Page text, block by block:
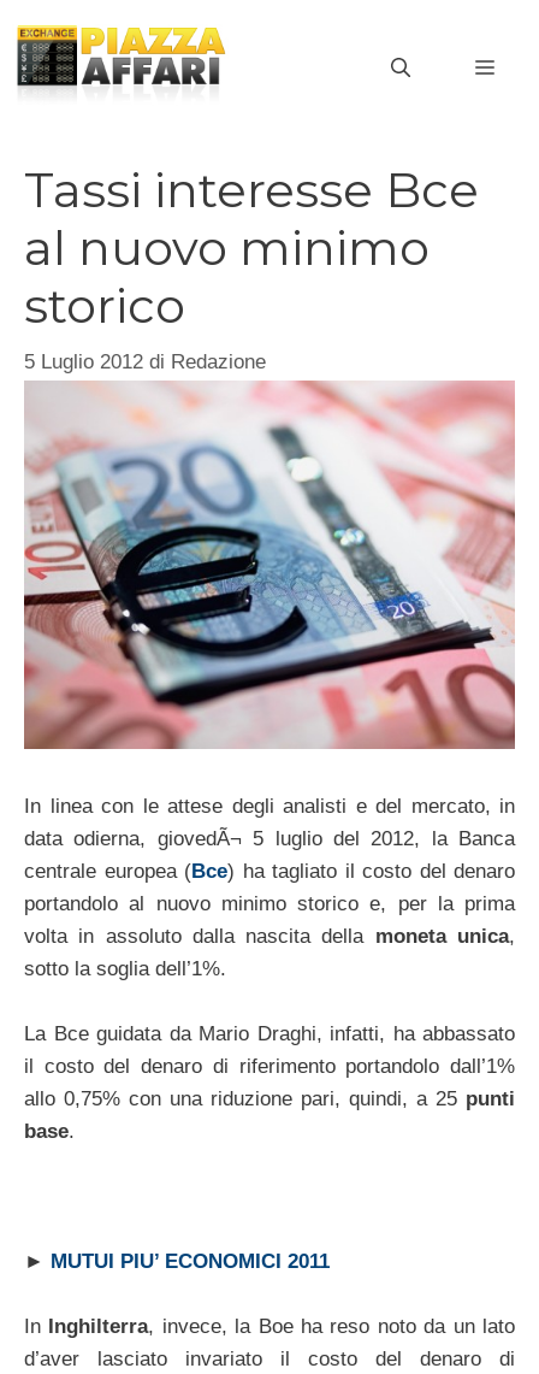
contenuto
Tassi interesse Bce
al nuovo minimo
storico
5 Luglio 2012 di Redazione
In linea con le attese degli analisti e del mercato, in
data odierna, giovedÃ¬ 5 luglio del 2012, la Banca
centrale europea (Bce) ha tagliato il costo del denaro
portandolo al nuovo minimo storico e, per la prima
volta in assoluto dalla nascita della moneta unica,
sotto la soglia dell’1%.
La Bce guidata da Mario Draghi, infatti, ha abbassato
il costo del denaro di riferimento portandolo dall’1%
allo 0,75% con una riduzione pari, quindi, a 25 punti
base.
► MUTUI PIU’ ECONOMICI 2011
In Inghilterra, invece, la Boe ha reso noto da un lato
d’aver lasciato invariato il costo del denaro di